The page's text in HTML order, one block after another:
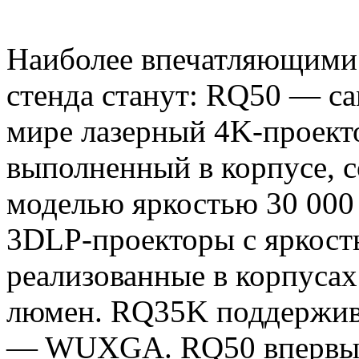
Наиболее
стенда станут: RQ50 —
мире лазерный 4K-
выполненный в корпусе,
моделью яркостью 30
3DLP-проекторы с
реализованные в
люмен. RQ35K
— WUXGA. RQ50